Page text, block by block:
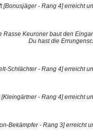
[Bonusjäger - Rang 4] erreicht
Rasse Keuroner baut den
Du hast die
Schlächter - Rang 4] erreicht
- Rang 4] erreicht
Bekämpfer - Rang 3] erreicht